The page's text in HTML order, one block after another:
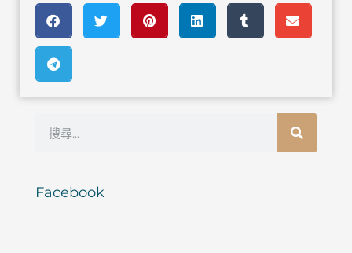
Facebook